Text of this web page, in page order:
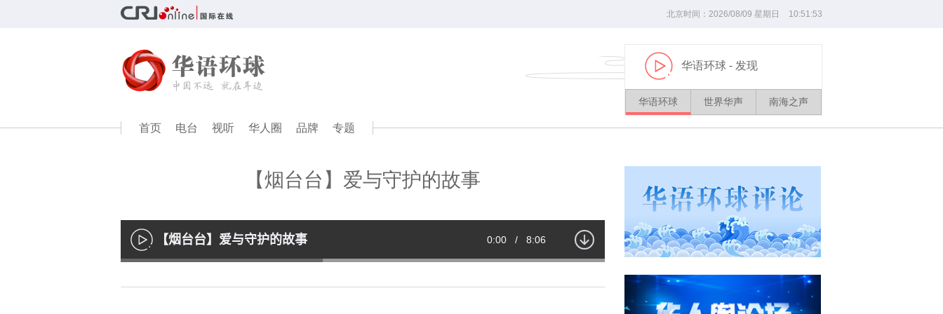
北京时间： 2026/08/09 星期日 10:51:54
播
放
华语环球 - 发现
华语环球 世界华声 南海之声
首页 电台 视听 华人圈 品牌 专题
【烟台台】爱与守护的故事
播
放
【烟台台】爱与守护的故事 Current
0:00 / Duration
8:06
Loaded: